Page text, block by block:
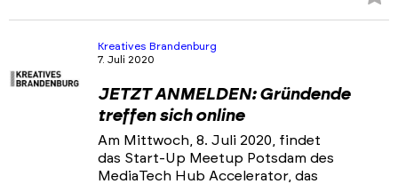
Kreatives Brandenburg
7. Juli 2020
JETZT ANMELDEN: Gründende
treffen sich online
Am Mittwoch, 8. Juli 2020, findet
das Start-Up Meetup Potsdam des
MediaTech Hub Accelerator, das